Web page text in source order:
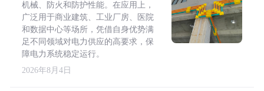
机械、防火和防护性能。在应用上，
广泛用于商业建筑、工业厂房、医院
和数据中心等场所，凭借自身优势满
足不同领域对电力供应的高要求，保
障电力系统稳定运行。
2026年8月4日